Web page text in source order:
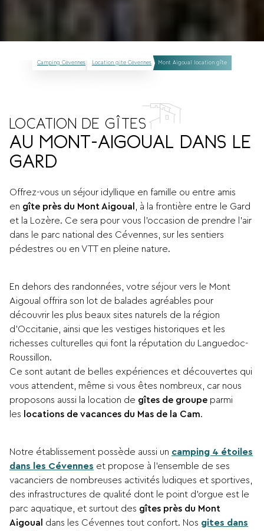
Camping Cévennes Location gite Cévennes Mont Aigoual location gîte
LOCATION DE GÎTES
AU MONT-AIGOUAL DANS LE
GARD
Offrez-vous un séjour idyllique en famille ou entre amis
en gîte près du Mont Aigoual
, à la frontière entre le Gard
et la Lozère. Ce sera pour vous l’occasion de prendre l’air
dans le parc national des Cévennes, sur les sentiers
pédestres ou en VTT en pleine nature.
En dehors des randonnées, votre séjour vers le Mont
Aigoual offrira son lot de balades agréables pour
découvrir les plus beaux sites naturels de la région
d’Occitanie, ainsi que les vestiges historiques et les
richesses culturelles qui font la réputation du Languedoc-
Roussillon.
Ce sont autant de belles expériences et découvertes qui
vous attendent, même si vous êtes nombreux, car nous
proposons aussi la location de gîtes de groupe parmi
les
locations de vacances du Mas de la Cam.
Notre établissement possède aussi un camping 4 étoiles
dans les Cévennes et propose à l’ensemble de ses
vacanciers de nombreuses activités ludiques et sportives,
des infrastructures de qualité dont le point d’orgue est le
parc aquatique, et surtout des gîtes près du Mont
Aigoual
dans les Cévennes tout confort. Nos gites dans